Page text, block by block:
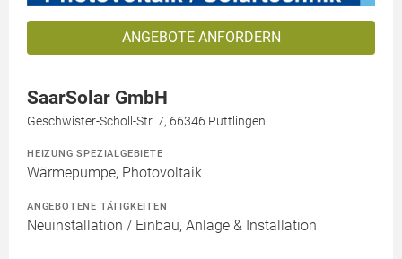
ANGEBOTE ANFORDERN
SaarSolar GmbH
Geschwister-Scholl-Str. 7, 66346 Püttlingen
HEIZUNG SPEZIALGEBIETE
Wärmepumpe, Photovoltaik
ANGEBOTENE TÄTIGKEITEN
Neuinstallation / Einbau, Anlage & Installation